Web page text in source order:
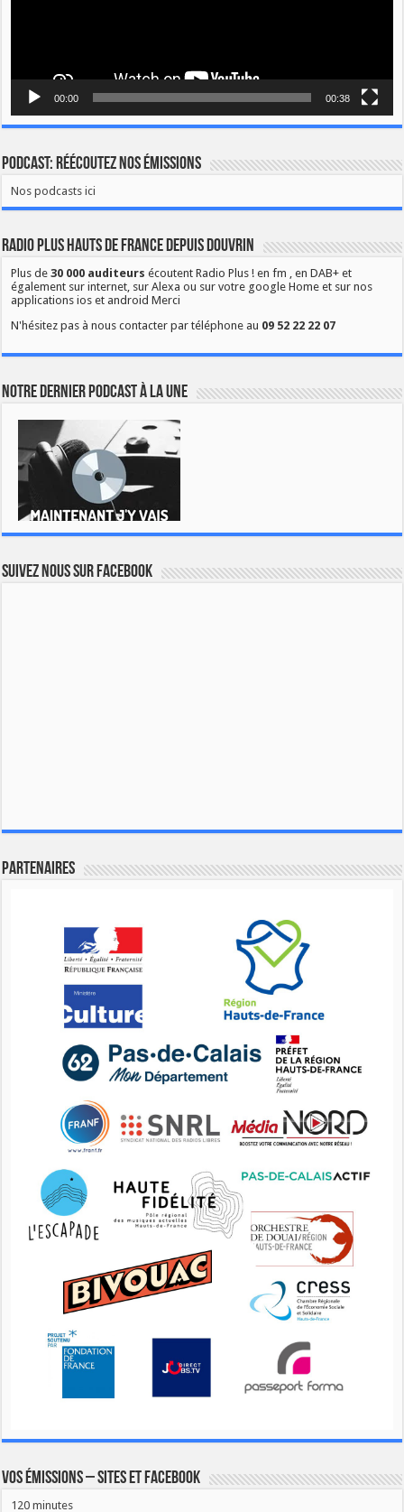
00:00 00:38
Podcast: Réécoutez nos émissions
Nos podcasts ici
Radio Plus Hauts de France depuis Douvrin
Plus de30 000 auditeurs écoutent Radio Plus ! en fm , en DAB+ et
également sur internet, sur Alexa ou sur votre google Home et sur nos
applications ios et android Merci
N'hésitez pas à nous contacter par téléphone au 09 52 22 22 07
Notre dernier podcast à la une
Suivez nous sur Facebook
Partenaires
Vos émissions – Sites et Facebook
120 minutes